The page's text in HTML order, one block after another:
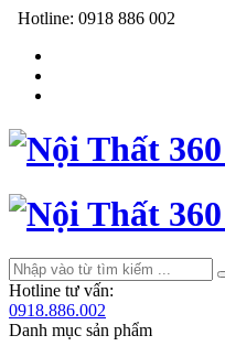
Hotline: 0918 886 002
Hotline tư vấn:
0918.886.002
Danh mục sản phẩm